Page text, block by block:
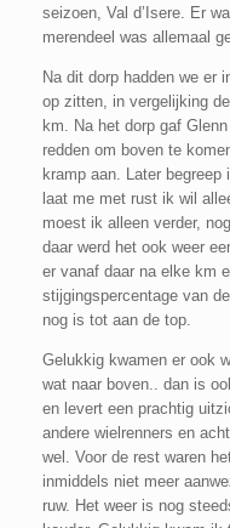
seizoen, Val d’Isere. Er
merendeel was allemaal
Na dit dorp hadden we er
op zitten, in vergelijking
km. Na het dorp gaf
redden om boven te
kramp aan. Later
laat me met rust ik wil
moest ik alleen verder,
daar werd het ook weer
er vanaf daar na elke km
stijgingspercentage van
nog is tot aan de top.
Gelukkig kwamen er ook
wat naar boven.. dan is
en levert een prachtig
andere wielrenners en
wel. Voor de rest waren
inmiddels niet meer
ruw. Het weer is nog